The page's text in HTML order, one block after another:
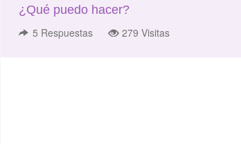
¿Qué puedo hacer?
5 Respuestas 279 Visitas